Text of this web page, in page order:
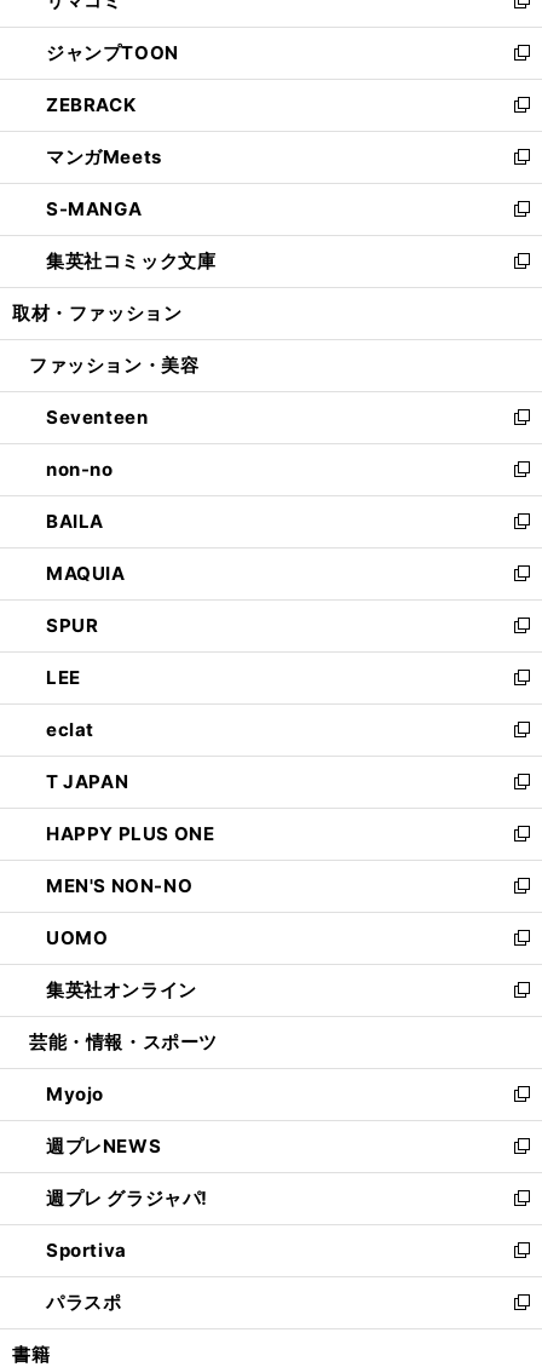
開
く
ウ
で
開
く
ン
ド
ウ
で
開
く
い
ウ
ィ
ン
ド
ウ
で
開
く
新
し
い
ウ
ィ
ン
ド
ウ
で
開
く
ジャンプTOON
新
し
い
ウ
ィ
ン
ド
ウ
で
開
ZEBRACK
新
し
い
ウ
ィ
ン
ド
ウ
開
マンガMeets
新
し
い
ウ
ィ
ン
ウ
開
く
S-MANGA
新
し
い
ウ
ン
ウ
で
開
く
集英社コミック文庫
新
し
ウ
ン
ド
ウ
で
開
く
取材・ファッション
ファッション・美容
Seventeen
新
し
い
ウ
ィ
ン
ド
ウ
で
開
く
non-no
新
し
い
ウ
ィ
ン
ド
ウ
で
開
く
BAILA
新
し
い
ウ
ィ
ン
ド
ウ
で
開
く
MAQUIA
新
し
い
ウ
ィ
ン
ド
ウ
で
開
く
SPUR
新
し
い
ウ
ィ
ン
ド
ウ
で
開
く
LEE
新
し
い
ウ
ィ
ン
ド
ウ
で
開
く
eclat
新
し
い
ウ
ィ
ン
ド
ウ
で
開
く
T JAPAN
新
し
い
ウ
ィ
ン
ド
ウ
で
開
HAPPY PLUS ONE
新
し
い
ウ
ィ
ン
ド
ウ
開
く
MEN'S NON-NO
新
し
い
ウ
ィ
ン
ウ
で
開
く
UOMO
新
し
い
ウ
ン
ド
ウ
で
開
く
集英社オンライン
新
し
ウ
ィ
ン
ド
ウ
で
開
く
芸能・情報・スポーツ
Myojo
新
し
い
ウ
ィ
ン
ド
ウ
で
開
週プレNEWS
新
し
い
ウ
ィ
ン
ド
ウ
週プレ グラジャパ!
新
し
い
ウ
ィ
ン
Sportiva
新
し
い
ウ
パラスポ
新
し
書籍